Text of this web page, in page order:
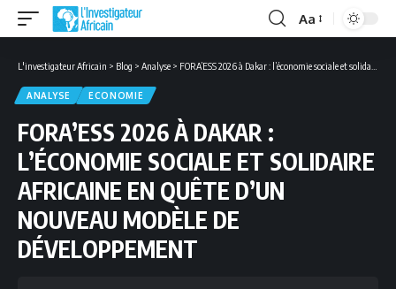
Font
Aa
L'investigateur Africain > Blog > Analyse > FORA’ESS 2026 à Dakar : l’économie sociale et solidaire africaine en quête d’un nouveau modèle de développement
ANALYSE ECONOMIE
FORA’ESS 2026 À DAKAR :
L’ÉCONOMIE SOCIALE ET SOLIDAIRE
AFRICAINE EN QUÊTE D’UN
NOUVEAU MODÈLE DE
DÉVELOPPEMENT